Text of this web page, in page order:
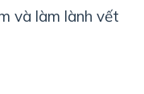
và làm lành vết